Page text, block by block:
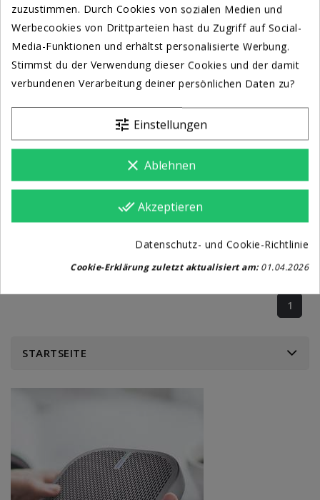
Videowall Für Messestand
9.859,00 €
1
STARTSEITE
zuzustimmen. Durch Cookies von sozialen Medien und
Werbecookies von Drittparteien hast du Zugriff auf Social-
Media-Funktionen und erhältst personalisierte Werbung.
Stimmst du der Verwendung dieser Cookies und der damit
verbundenen Verarbeitung deiner persönlichen Daten zu?
tune Einstellungen
clear Ablehnen
done_all Akzeptieren
Datenschutz- und Cookie-Richtlinie
Cookie-Erklärung zuletzt aktualisiert am:01.04.2026